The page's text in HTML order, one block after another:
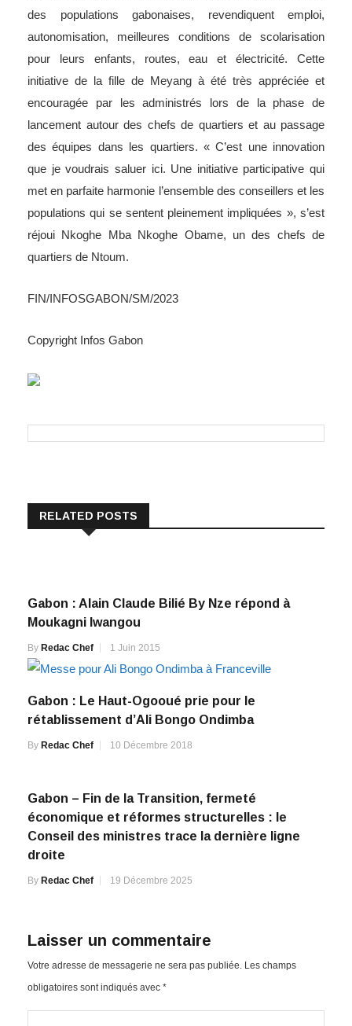
des populations gabonaises, revendiquent emploi,
autonomisation, meilleures conditions de scolarisation
pour leurs enfants, routes, eau et électricité. Cette
initiative de la fille de Meyang à été très appréciée et
encouragée par les administrés lors de la phase de
lancement autour des chefs de quartiers et au passage
des équipes dans les quartiers. « C’est une innovation
que je voudrais saluer ici. Une initiative participative qui
met en parfaite harmonie l’ensemble des conseillers et les
populations qui se sentent pleinement impliquées », s’est
réjoui Nkoghe Mba Nkoghe Obame, un des chefs de
quartiers de Ntoum.
FIN/INFOSGABON/SM/2023
Copyright Infos Gabon
RELATED POSTS
Gabon : Alain Claude Bilié By Nze répond à
Moukagni Iwangou
By Redac Chef 1 Juin 2015
Gabon : Le Haut-Ogooué prie pour le
rétablissement d’Ali Bongo Ondimba
By Redac Chef 10 Décembre 2018
Gabon – Fin de la Transition, fermeté
économique et réformes structurelles : le
Conseil des ministres trace la dernière ligne
droite
By Redac Chef 19 Décembre 2025
Laisser un commentaire
Votre adresse de messagerie ne sera pas publiée. Les champs
obligatoires sont indiqués avec *